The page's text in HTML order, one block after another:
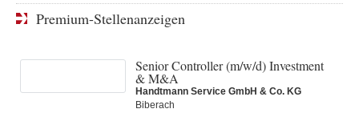
Premium-Stellenanzeigen
Senior Controller (m/w/d) Investment
& M&A
Handtmann Service GmbH & Co. KG
Biberach